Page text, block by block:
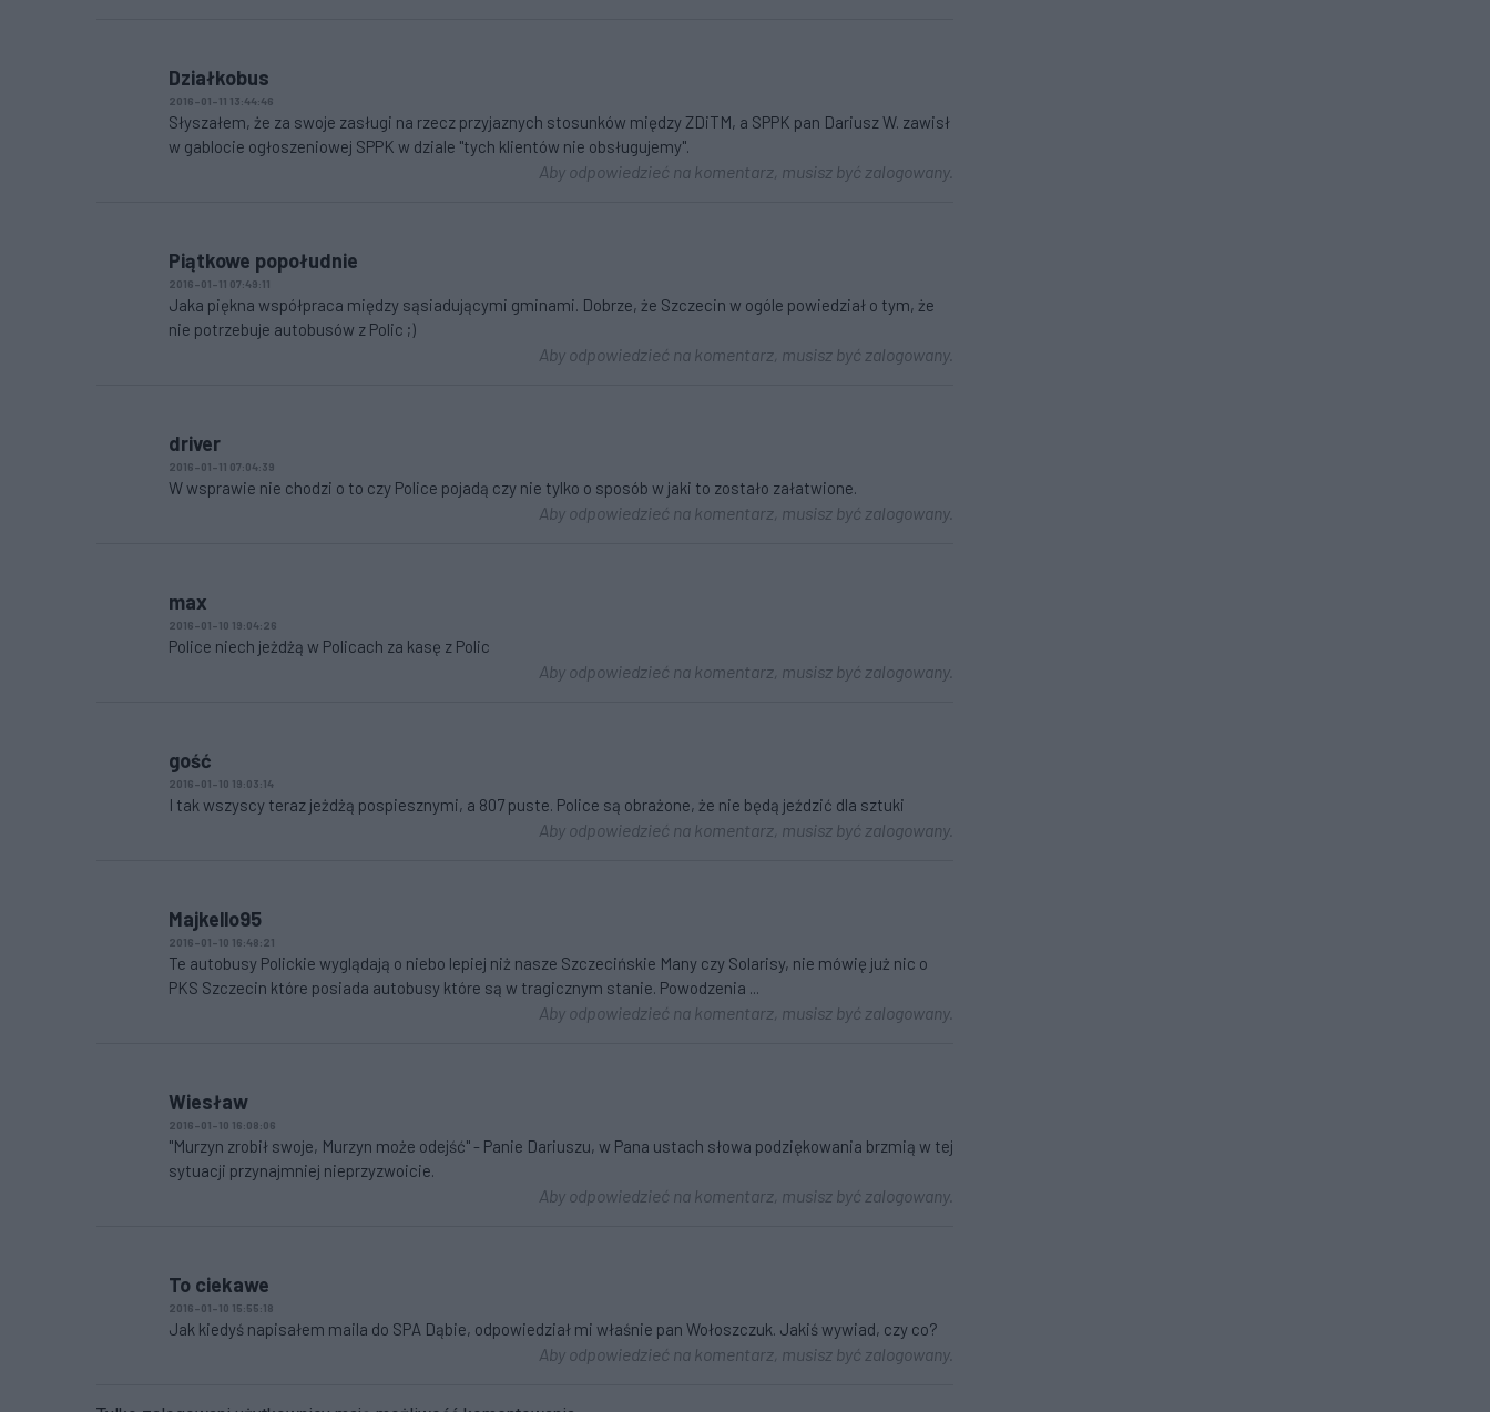
Działkobus
2016-01-11 13:44:46
Słyszałem, że za swoje zasługi na rzecz przyjaznych stosunków między ZDiTM, a SPPK pan Dariusz W. zawisł
w gablocie ogłoszeniowej SPPK w dziale "tych klientów nie obsługujemy".
Aby odpowiedzieć na komentarz, musisz być zalogowany.
Piątkowe popołudnie
2016-01-11 07:49:11
Jaka piękna współpraca między sąsiadującymi gminami. Dobrze, że Szczecin w ogóle powiedział o tym, że
nie potrzebuje autobusów z Polic ;)
Aby odpowiedzieć na komentarz, musisz być zalogowany.
driver
2016-01-11 07:04:39
W wsprawie nie chodzi o to czy Police pojadą czy nie tylko o sposób w jaki to zostało załatwione.
Aby odpowiedzieć na komentarz, musisz być zalogowany.
max
2016-01-10 19:04:26
Police niech jeżdżą w Policach za kasę z Polic
Aby odpowiedzieć na komentarz, musisz być zalogowany.
gość
2016-01-10 19:03:14
I tak wszyscy teraz jeżdżą pospiesznymi, a 807 puste. Police są obrażone, że nie będą jeździć dla sztuki
Aby odpowiedzieć na komentarz, musisz być zalogowany.
Majkello95
2016-01-10 16:48:21
Te autobusy Polickie wyglądają o niebo lepiej niż nasze Szczecińskie Many czy Solarisy, nie mówię już nic o
PKS Szczecin które posiada autobusy które są w tragicznym stanie. Powodzenia ...
Aby odpowiedzieć na komentarz, musisz być zalogowany.
Wiesław
2016-01-10 16:08:06
"Murzyn zrobił swoje, Murzyn może odejść" - Panie Dariuszu, w Pana ustach słowa podziękowania brzmią w tej
sytuacji przynajmniej nieprzyzwoicie.
Aby odpowiedzieć na komentarz, musisz być zalogowany.
To ciekawe
2016-01-10 15:55:18
Jak kiedyś napisałem maila do SPA Dąbie, odpowiedział mi właśnie pan Wołoszczuk. Jakiś wywiad, czy co?
Aby odpowiedzieć na komentarz, musisz być zalogowany.